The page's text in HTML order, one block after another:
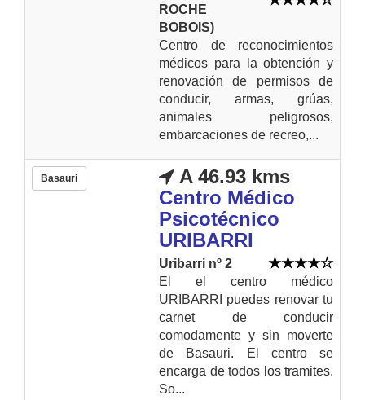
ROCHE
BOBOIS)
Centro de reconocimientos
médicos para la obtención y
renovación de permisos de
conducir, armas, grúas,
animales peligrosos,
embarcaciones de recreo,...
Basauri
A 46.93 kms
Centro Médico
Psicotécnico
URIBARRI
Uribarri nº 2
El el centro médico
URIBARRI puedes renovar tu
carnet de conducir
comodamente y sin moverte
de Basauri. El centro se
encarga de todos los tramites.
So...